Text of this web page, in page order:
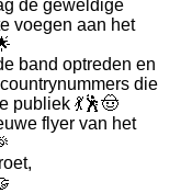
de geweldige
voegen aan het
band optreden en
die
publiek 💃🕺🤠
flyer van het